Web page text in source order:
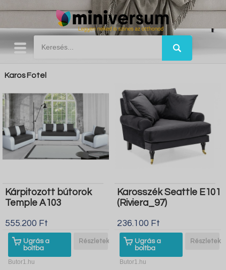
Karos Fotel
Kárpitozott bútorok
Temple A103
555.200 Ft
Ugrás a
boltba
Részletek
Butor1.hu
Karosszék Seattle E101
(Riviera_97)
236.100 Ft
Ugrás a
boltba
Részletek
Butor1.hu